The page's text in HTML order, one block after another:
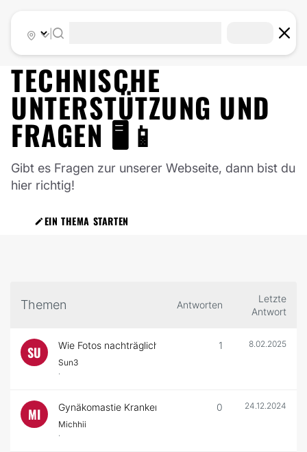
|
TECHNISCHE
UNTERSTÜTZUNG UND
FRAGEN 🖥️📱
Gibt es Fragen zur unserer Webseite, dann bist du
hier richtig!
EIN THEMA STARTEN
Themen Antworten
Letzte
Antwort
SU Wie Fotos nachträglich hinzufügen?
Sun3
·
1 8.02.2025
MI Gynäkomastie Krankenkasse lehnt Ab
Michhii
·
0 24.12.2024